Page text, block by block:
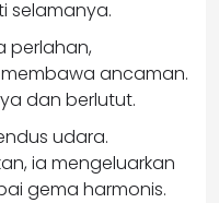
selamanya.
perlahan,
ancaman.
dan berlutut.
udara.
ia mengeluarkan
gema harmonis.